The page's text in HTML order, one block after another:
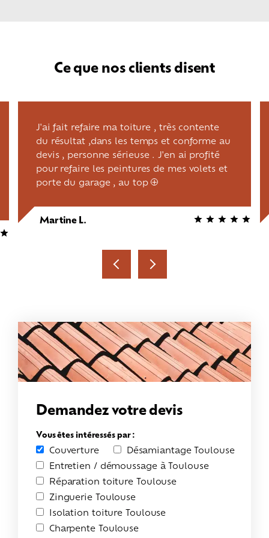
Ce que nos clients disent
Martine L.
J'ai fait refaire ma toiture , très contente
du résultat ,dans les temps et conforme au
devis , personne sérieuse . J'en ai profité
pour refaire les peintures de mes volets et
porte du garage , au top+
Demandez votre devis
Vous êtes intéressés par :
Couverture
Désamiantage Toulouse
Entretien / démoussage à Toulouse
Réparation toiture Toulouse
Zinguerie Toulouse
Isolation toiture Toulouse
Charpente Toulouse